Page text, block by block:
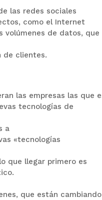
las redes sociales
como el Internet
volúmenes de datos, que
de clientes.
las empresas las que
tecnologías de
a
«tecnologías
que llegar primero es
que están